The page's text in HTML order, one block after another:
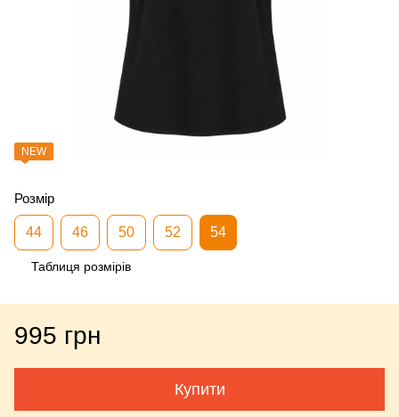
NEW
Розмір
44 46 50 52 54
Таблиця розмірів
995 грн
Купити